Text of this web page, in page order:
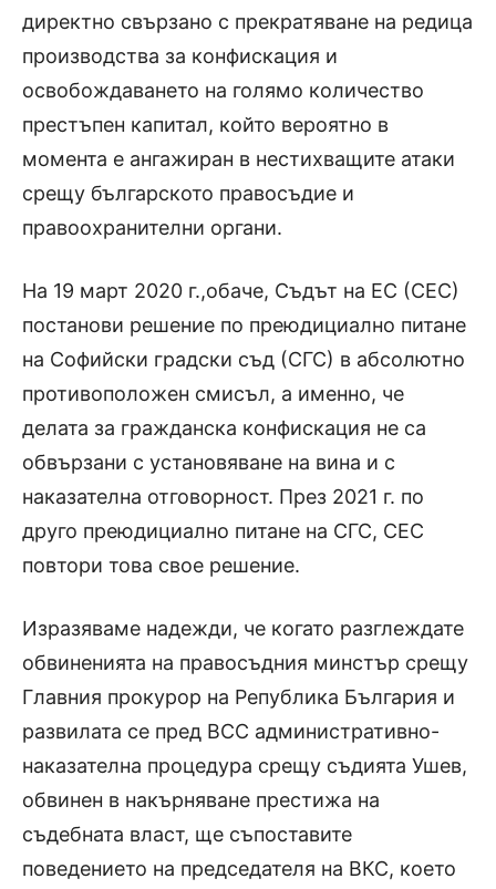
директно свързано с прекратяване на редица
производства за конфискация и
освобождаването на голямо количество
престъпен капитал, който вероятно в
момента е ангажиран в нестихващите атаки
срещу българското правосъдие и
правоохранителни органи.
На 19 март 2020 г.,обаче, Съдът на ЕС (СЕС)
постанови решение по преюдициално питане
на Софийски градски съд (СГС) в абсолютно
противоположен смисъл, а именно, че
делата за гражданска конфискация не са
обвързани с установяване на вина и с
наказателна отговорност. През 2021 г. по
друго преюдициално питане на СГС, СЕС
повтори това свое решение.
Изразяваме надежди, че когато разглеждате
обвиненията на правосъдния минстър срещу
Главния прокурор на Република България и
развилата се пред ВСС административно-
наказателна процедура срещу съдията Ушев,
обвинен в накърняване престижа на
съдебната власт, ще съпоставите
поведението на председателя на ВКС, което